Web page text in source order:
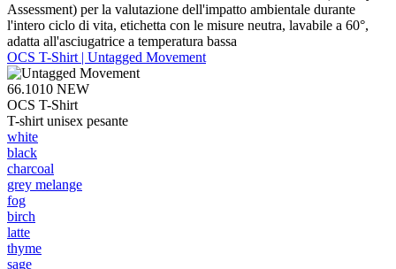
Assessment) per la valutazione dell'impatto ambientale durante
l'intero ciclo di vita, etichetta con le misure neutra, lavabile a 60°,
adatta all'asciugatrice a temperatura bassa
OCS T-Shirt | Untagged Movement
66.1010 NEW
OCS T-Shirt
T-shirt unisex pesante
white
black
charcoal
grey melange
fog
birch
latte
thyme
sage